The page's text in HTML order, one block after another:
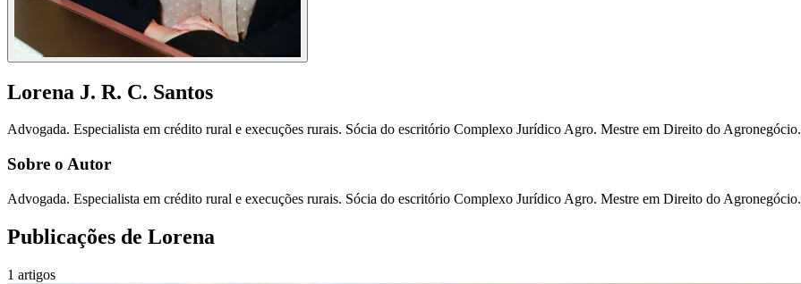
Lorena J. R. C. Santos
Advogada. Especialista em crédito rural e execuções rurais. Sócia do escritório Complexo Jurídico Agro. Mestre em Direito do Agronegócio.
Sobre o Autor
Advogada. Especialista em crédito rural e execuções rurais. Sócia do escritório Complexo Jurídico Agro. Mestre em Direito do Agronegócio.
Publicações de Lorena
1 artigos